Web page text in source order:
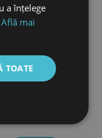
279 Lei
209 Lei
a înțelege
Află mai
TOATE